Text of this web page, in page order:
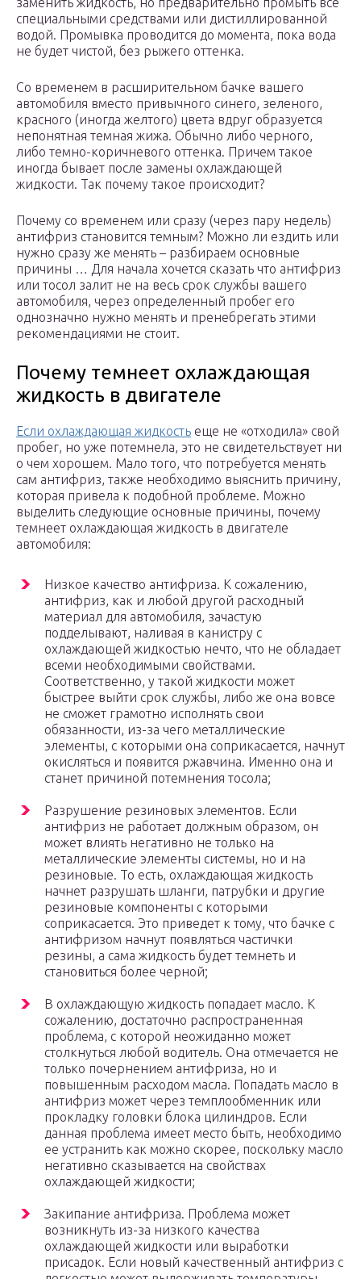
специальными средствами или дистиллированной
водой. Промывка проводится до момента, пока вода
не будет чистой, без рыжего оттенка.
Со временем в расширительном бачке вашего
автомобиля вместо привычного синего, зеленого,
красного (иногда желтого) цвета вдруг образуется
непонятная темная жижа. Обычно либо черного,
либо темно-коричневого оттенка. Причем такое
иногда бывает после замены охлаждающей
жидкости. Так почему такое происходит?
Почему со временем или сразу (через пару недель)
антифриз становится темным? Можно ли ездить или
нужно сразу же менять – разбираем основные
причины … Для начала хочется сказать что антифриз
или тосол залит не на весь срок службы вашего
автомобиля, через определенный пробег его
однозначно нужно менять и пренебрегать этими
рекомендациями не стоит.
Почему темнеет охлаждающая
жидкость в двигателе
Если охлаждающая жидкость еще не «отходила» свой
пробег, но уже потемнела, это не свидетельствует ни
о чем хорошем. Мало того, что потребуется менять
сам антифриз, также необходимо выяснить причину,
которая привела к подобной проблеме. Можно
выделить следующие основные причины, почему
темнеет охлаждающая жидкость в двигателе
автомобиля:
Низкое качество антифриза. К сожалению,
антифриз, как и любой другой расходный
материал для автомобиля, зачастую
подделывают, наливая в канистру с
охлаждающей жидкостью нечто, что не обладает
всеми необходимыми свойствами.
Соответственно, у такой жидкости может
быстрее выйти срок службы, либо же она вовсе
не сможет грамотно исполнять свои
обязанности, из-за чего металлические
элементы, с которыми она соприкасается, начнут
окисляться и появится ржавчина. Именно она и
станет причиной потемнения тосола;
Разрушение резиновых элементов. Если
антифриз не работает должным образом, он
может влиять негативно не только на
металлические элементы системы, но и на
резиновые. То есть, охлаждающая жидкость
начнет разрушать шланги, патрубки и другие
резиновые компоненты с которыми
соприкасается. Это приведет к тому, что бачке с
антифризом начнут появляться частички
резины, а сама жидкость будет темнеть и
становиться более черной;
В охлаждающую жидкость попадает масло. К
сожалению, достаточно распространенная
проблема, с которой неожиданно может
столкнуться любой водитель. Она отмечается не
только почернением антифриза, но и
повышенным расходом масла. Попадать масло в
антифриз может через темплообменник или
прокладку головки блока цилиндров. Если
данная проблема имеет место быть, необходимо
ее устранить как можно скорее, поскольку масло
негативно сказывается на свойствах
охлаждающей жидкости;
Закипание антифриза. Проблема может
возникнуть из-за низкого качества
охлаждающей жидкости или выработки
присадок. Если новый качественный антифриз с